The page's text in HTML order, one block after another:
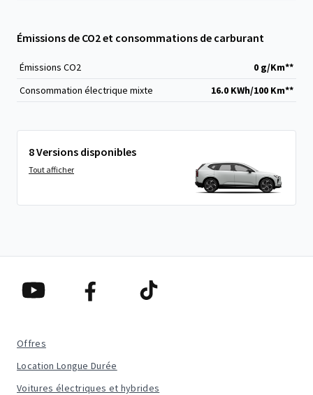
Émissions de CO2 et consommations de carburant
Émissions CO2
0 g/Km**
Consommation électrique mixte
16.0 KWh/100 Km**
8 Versions disponibles
Tout afficher
Offres
Location Longue Durée
Voitures électriques et hybrides